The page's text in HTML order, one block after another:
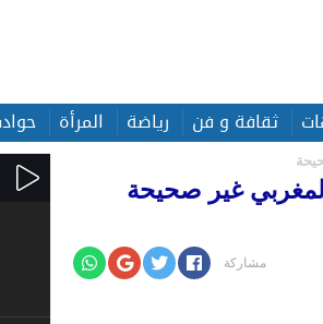
ثقافة و فن رياضة المرأة
المغربي غير صحيحة
مشاركة